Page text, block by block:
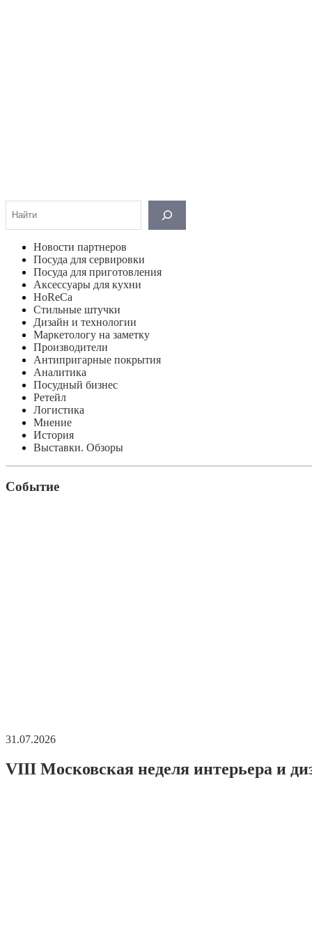
Новости партнеров
Посуда для сервировки
Посуда для приготовления
Аксессуары для кухни
HoReCa
Стильные штучки
Дизайн и технологии
Маркетологу на заметку
Производители
Антипригарные покрытия
Аналитика
Посудный бизнес
Ретейл
Логистика
Мнение
История
Выставки. Обзоры
Событие
31.07.2026
VIII Московская неделя интерьера и